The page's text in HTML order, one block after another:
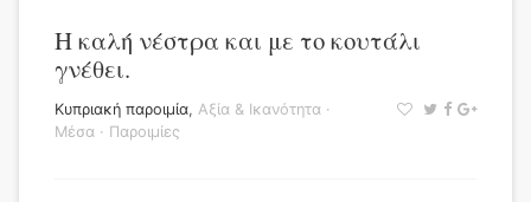
Η καλή νέστρα και με το κουτάλι
γνέθει.
Κυπριακή παροιμία, Αξία & Ικανότητα ·
Μέσα · Παροιμίες